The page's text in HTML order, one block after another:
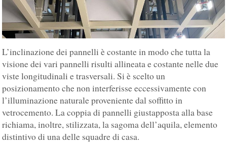
L’inclinazione dei pannelli è costante in modo che tutta la
visione dei vari pannelli risulti allineata e costante nelle due
viste longitudinali e trasversali. Si è scelto un
posizionamento che non interferisse eccessivamente con
l’illuminazione naturale proveniente dal soffitto in
vetrocemento. La coppia di pannelli giustapposta alla base
richiama, inoltre, stilizzata, la sagoma dell’aquila, elemento
distintivo di una delle squadre di casa.